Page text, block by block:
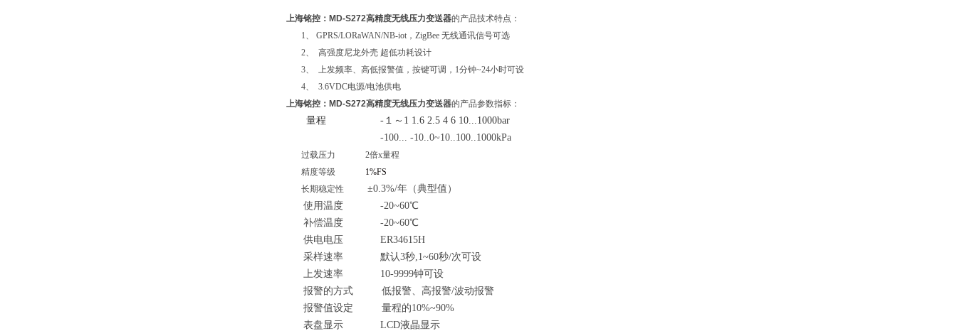
上海铭控：MD-S272高精度无线压力变送器的产品技术特点：
1、 GPRS/LORaWAN/NB-iot，ZigBee 无线通讯信号可选
2、 高强度尼龙外壳 超低功耗设计
3、 上发频率、高低报警值，按键可调，1分钟~24小时可设
4、 3.6VDC电源/电池供电
上海铭控：MD-S272高精度无线压力变送器的产品参数指标：
量程 -１～1 1.6 2.5 4 6 10...1000bar
-100... -10..0~10..100..1000kPa
过载压力 2倍x量程
精度等级 1%FS
长期稳定性 ±0.3%/年（典型值）
使用温度 -20~60℃
补偿温度 -20~60℃
供电电压 ER34615H
采样速率 默认3秒,1~60秒/次可设
上发速率 10-9999钟可设
报警的方式 低报警、高报警/波动报警
报警值设定 量程的10%~90%
表盘显示 LCD液晶显示